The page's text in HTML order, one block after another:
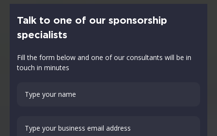
Talk to one of our sponsorship
specialists
Fill the form below and one of our consultants will be in
touch in minutes